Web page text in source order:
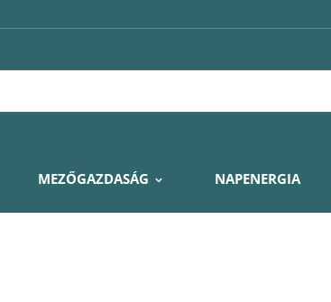
MEZŐGAZDASÁG NAPENERGIA